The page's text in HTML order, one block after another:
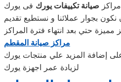
صيانة تكييفات يورك فى يورك
بجوار عملائنا و نستطيع تقديم
مراكز صيانة المقطم
إضافة المزيد علي منتجات يورك
لزيادة عمر اجهزة يورك